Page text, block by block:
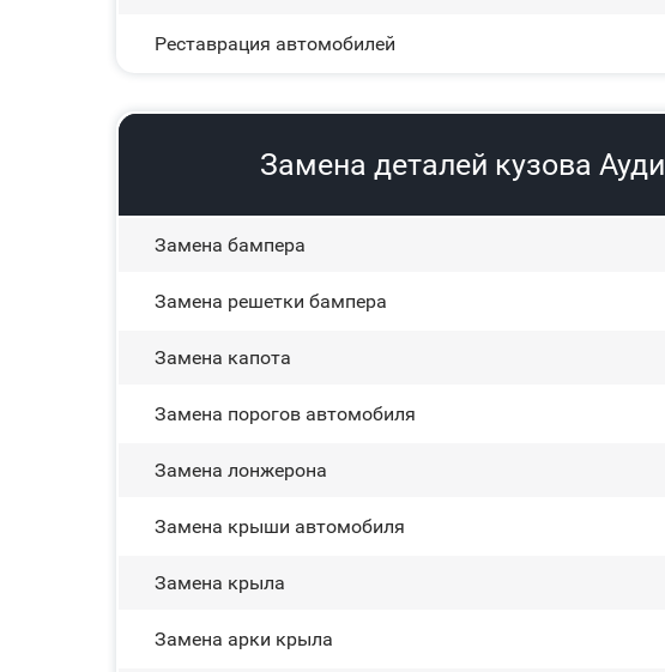
Реставрация автомобилей
Замена деталей кузова
Замена бампера
Замена решетки бампера
Замена капота
Замена порогов автомобиля
Замена лонжерона
Замена крыши автомобиля
Замена крыла
Замена арки крыла